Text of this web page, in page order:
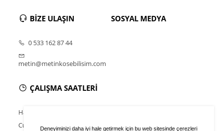
Deneyiminizi daha iyi hale getirmek için bu web sitesinde çerezleri
BİZE ULAŞIN
0 533 162 87 44
metin@metinkosebilisim.com
SOSYAL MEDYA
ÇALIŞMA SAATLERİ
Hafta İçi : 9.00 - 18.30
Cumartesi : 11.00 - 16.00